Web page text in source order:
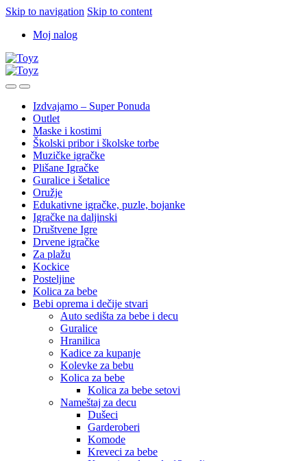
Skip to navigation Skip to content
Moj nalog
Izdvajamo – Super Ponuda
Outlet
Maske i kostimi
Školski pribor i školske torbe
Muzičke igračke
Plišane Igračke
Guralice i šetalice
Oružje
Edukativne igračke, puzle, bojanke
Igračke na daljinski
Društvene Igre
Drvene igračke
Za plažu
Kockice
Posteljine
Kolica za bebe
Bebi oprema i dečije stvari
Auto sedišta za bebe i decu
Guralice
Hranilica
Kadice za kupanje
Kolevke za bebu
Kolica za bebe
Kolica za bebe setovi
Nameštaj za decu
Dušeci
Garderoberi
Komode
Kreveci za bebe